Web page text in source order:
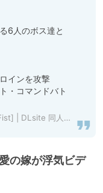
6人のボス達と
インを攻撃
・コマンドバト
DLsite 同人 - R18
の嫁が浮気ビデ